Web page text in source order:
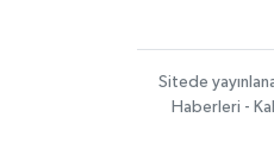
Sitede
Haberleri -